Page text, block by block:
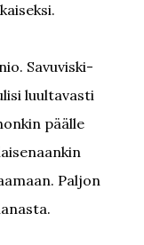
Savuviski-
luultavasti
päälle
Paljon